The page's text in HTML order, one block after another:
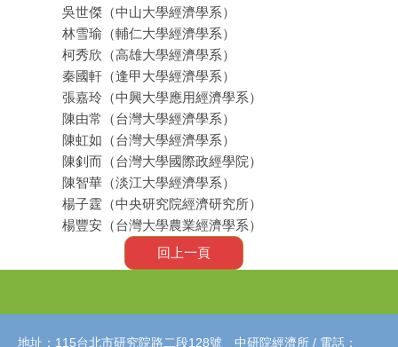
吳世傑（中山大學經濟學系）
林雪瑜（輔仁大學經濟學系）
柯秀欣（高雄大學經濟學系）
秦國軒（逢甲大學經濟學系）
張嘉玲（中興大學應用經濟學系）
陳由常（台灣大學經濟學系）
陳虹如（台灣大學經濟學系）
陳釗而（台灣大學國際政經學院）
陳智華（淡江大學經濟學系）
楊子霆（中央研究院經濟研究所）
楊豐安（台灣大學農業經濟學系）
回上一頁
地址：115台北市研究院路二段128號 中研院經濟所 / 電話：